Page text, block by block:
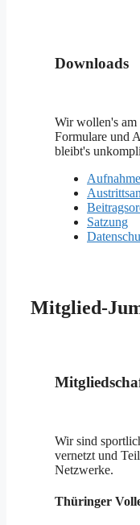
Downloads
Wir wollen's am
Formulare und
bleibt's
Satzung
Mitglied-
Wir sind
vernetzt und
Netzwerke.
Thüringer